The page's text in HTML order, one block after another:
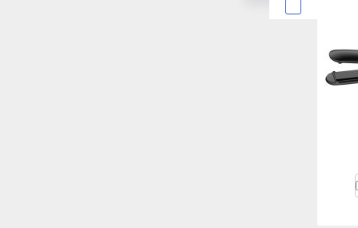
Sobre la
Cuando visitas
para garantizar
pero puede
detalles sobre
ciertos tipos de